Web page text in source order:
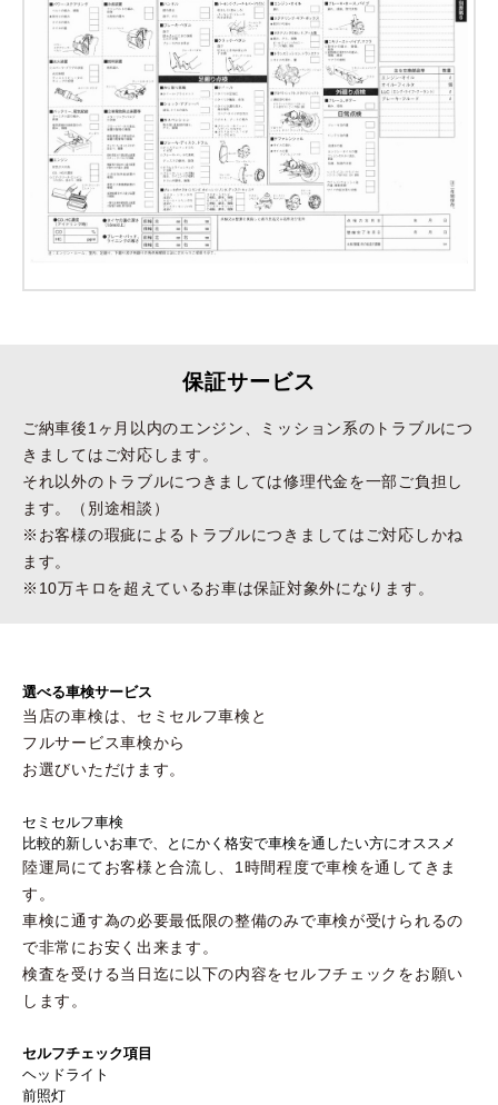
保証サービス
ご納車後1ヶ月以内のエンジン、ミッション系のトラブルにつ
きましてはご対応します。
それ以外のトラブルにつきましては修理代金を一部ご負担し
ます。（別途相談）
※お客様の瑕疵によるトラブルにつきましてはご対応しかね
ます。
※10万キロを超えているお車は保証対象外になります。
選べる車検サービス
当店の車検は、セミセルフ車検と
フルサービス車検から
お選びいただけます。
セミセルフ車検
比較的新しいお車で、とにかく格安で車検を通したい方にオススメ
陸運局にてお客様と合流し、1時間程度で車検を通してきま
す。
車検に通す為の必要最低限の整備のみで車検が受けられるの
で非常にお安く出来ます。
検査を受ける当日迄に以下の内容をセルフチェックをお願い
します。
セルフチェック項目
ヘッドライト
前照灯